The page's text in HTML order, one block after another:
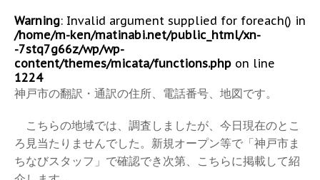
Warning: Invalid argument supplied for foreach() in
/home/m-ken/matinabi.net/public_html/xn-
-7stq7g66z/wp/wp-
content/themes/micata/functions.php on line
1224
神戸市の翻訳・通訳の住所、電話番号、地図です。
こちらの地域では、調査しましたが、今日現在のとこ
ろ見当たりませんでした。新規オープン等で「神戸市ま
ちなびスタッフ」で確認でき次第、こちらに掲載して紹